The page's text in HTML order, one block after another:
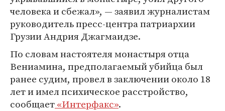
человека и сбежал», — заявил журналистам
руководитель пресс-центра патриархии
Грузии Андрия Джагмаидзе.
По словам настоятеля монастыря отца
Вениамина, предполагаемый убийца был
ранее судим, провел в заключении около 18
лет и имел психическое расстройство,
сообщает«Интерфакс».